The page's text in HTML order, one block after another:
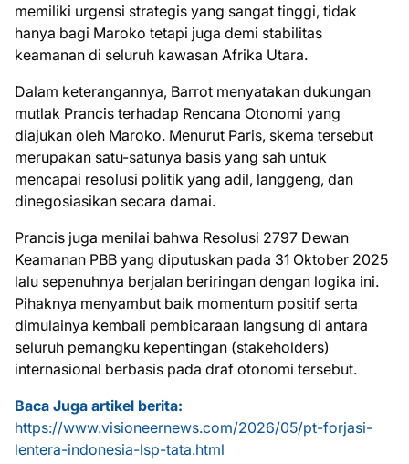
memiliki urgensi strategis yang sangat tinggi, tidak
hanya bagi Maroko tetapi juga demi stabilitas
keamanan di seluruh kawasan Afrika Utara.
Dalam keterangannya, Barrot menyatakan dukungan
mutlak Prancis terhadap Rencana Otonomi yang
diajukan oleh Maroko. Menurut Paris, skema tersebut
merupakan satu-satunya basis yang sah untuk
mencapai resolusi politik yang adil, langgeng, dan
dinegosiasikan secara damai.
Prancis juga menilai bahwa Resolusi 2797 Dewan
Keamanan PBB yang diputuskan pada 31 Oktober 2025
lalu sepenuhnya berjalan beriringan dengan logika ini.
Pihaknya menyambut baik momentum positif serta
dimulainya kembali pembicaraan langsung di antara
seluruh pemangku kepentingan (stakeholders)
internasional berbasis pada draf otonomi tersebut.
Baca Juga artikel berita:
https://www.visioneernews.com/2026/05/pt-forjasi-
lentera-indonesia-lsp-tata.html